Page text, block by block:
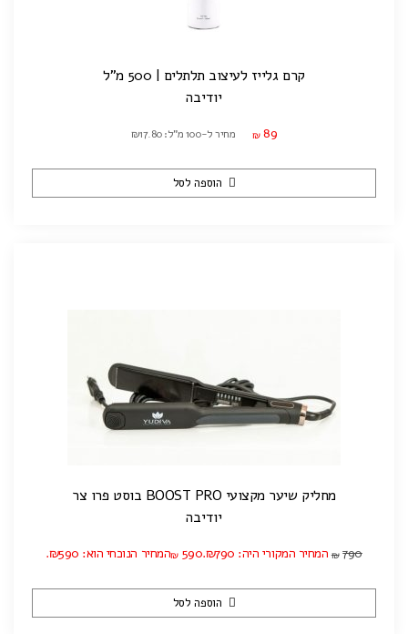
קרם גלייז לעיצוב תלתלים | 500 מ"ל
יודיבה
₪ 89 מחיר ל-100 מ"ל: ₪17.80
הוספה לסל
מחליק שיער מקצועי BOOST PRO בוסט פרו צר
יודיבה
₪ 790 המחיר המקורי היה: ₪790. ₪ 590 המחיר הנוכחי הוא: ₪590.
הוספה לסל